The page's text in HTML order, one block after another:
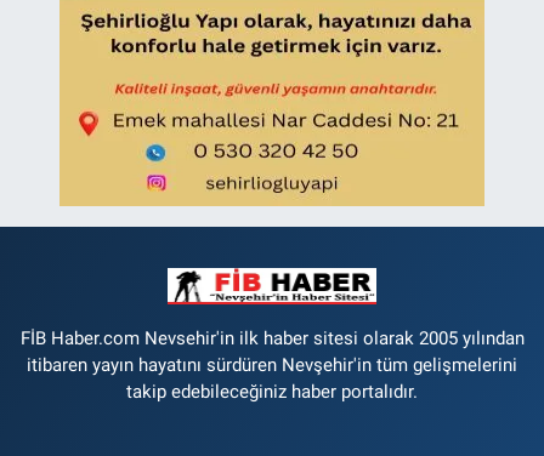
FİB Haber.com Nevsehir'in ilk haber sitesi olarak 2005 yılından
itibaren yayın hayatını sürdüren Nevşehir'in tüm gelişmelerini
takip edebileceğiniz haber portalıdır.